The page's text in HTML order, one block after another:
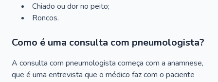
Chiado ou dor no peito;
Roncos.
Como é uma consulta com pneumologista?
A consulta com pneumologista começa com a anamnese,
que é uma entrevista que o médico faz com o paciente